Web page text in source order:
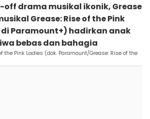
off drama musikal ikonik, Grease
Grease: Rise of the Pink
di Paramount+) hadirkan anak
bebas dan bahagia
the Pink Ladies (dok. Paramount/Grease: Rise of the